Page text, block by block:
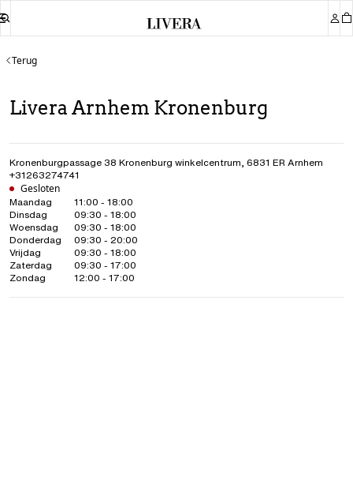
Terug
Livera Arnhem Kronenburg
Kronenburgpassage 38 Kronenburg winkelcentrum, 6831 ER Arnhem
+31263274741
Gesloten
Maandag
11:00 - 18:00
Dinsdag
09:30 - 18:00
Woensdag
09:30 - 18:00
Donderdag
09:30 - 20:00
Vrijdag
09:30 - 18:00
Zaterdag
09:30 - 17:00
Zondag
12:00 - 17:00